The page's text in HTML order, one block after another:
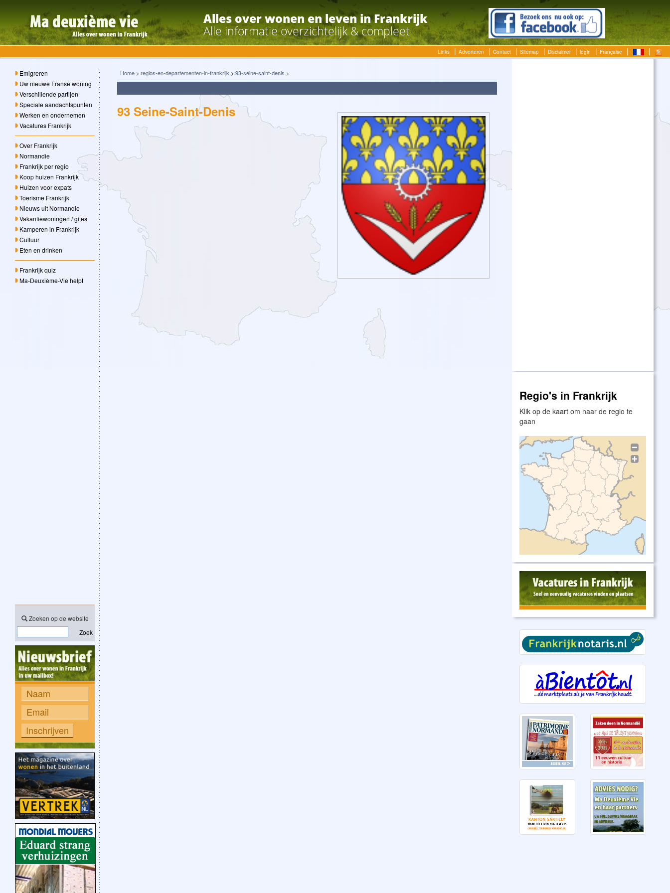
Alles over wonen en leven in Frankrijk
Alle informatie overzichtelijk & compleet
Links Adverteren Contact Sitemap Disclaimer login Française
Emigreren
Uw nieuwe Franse woning
Verschillende partijen
Speciale aandachtspunten
Werken en ondernemen
Vacatures Frankrijk
Over Frankrijk
Normandie
Frankrijk per regio
Koop huizen Frankrijk
Huizen voor expats
Toerisme Frankrijk
Nieuws uit Normandie
Vakantiewoningen / gites
Kamperen in Frankrijk
Cultuur
Eten en drinken
Frankrijk quiz
Ma-Deuxième-Vie helpt
Zoeken op de website
Zoek
Home > regios-en-departementen-in-frankrijk > 93-seine-saint-denis >
93 Seine-Saint-Denis
Regio's in Frankrijk
Klik op de kaart om naar de regio te
gaan